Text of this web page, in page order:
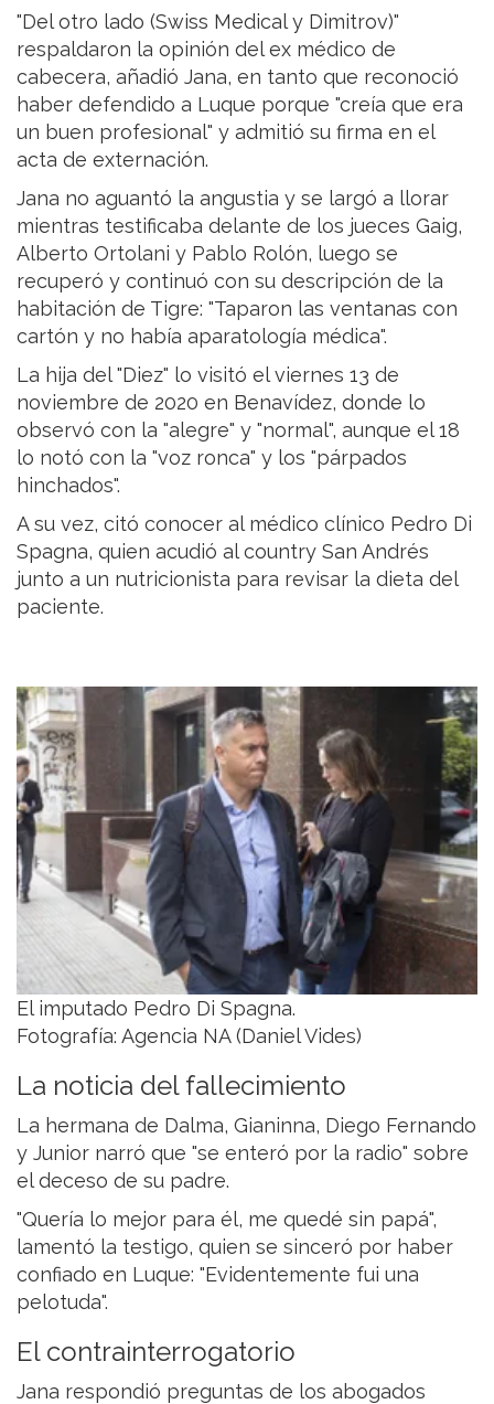
"Del otro lado (Swiss Medical y Dimitrov)"
respaldaron la opinión del ex médico de
cabecera, añadió Jana, en tanto que reconoció
haber defendido a Luque porque "creía que era
un buen profesional" y admitió su firma en el
acta de externación.
Jana no aguantó la angustia y se largó a llorar
mientras testificaba delante de los jueces Gaig,
Alberto Ortolani y Pablo Rolón, luego se
recuperó y continuó con su descripción de la
habitación de Tigre: "Taparon las ventanas con
cartón y no había aparatología médica".
La hija del "Diez" lo visitó el viernes 13 de
noviembre de 2020 en Benavídez, donde lo
observó con la "alegre" y "normal", aunque el 18
lo notó con la "voz ronca" y los "párpados
hinchados".
A su vez, citó conocer al médico clínico Pedro Di
Spagna, quien acudió al country San Andrés
junto a un nutricionista para revisar la dieta del
paciente.
El imputado Pedro Di Spagna.
Fotografía: Agencia NA (Daniel Vides)
La noticia del fallecimiento
La hermana de Dalma, Gianinna, Diego Fernando
y Junior narró que "se enteró por la radio" sobre
el deceso de su padre.
"Quería lo mejor para él, me quedé sin papá",
lamentó la testigo, quien se sinceró por haber
confiado en Luque: "Evidentemente fui una
pelotuda".
El contrainterrogatorio
Jana respondió preguntas de los abogados